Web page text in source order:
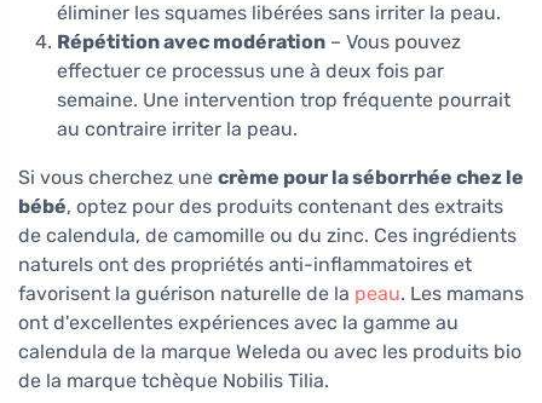
éliminer les squames libérées sans irriter la peau.
Répétition avec modération – Vous pouvez
effectuer ce processus une à deux fois par
semaine. Une intervention trop fréquente pourrait
au contraire irriter la peau.
Si vous cherchez une crème pour la séborrhée chez le
bébé, optez pour des produits contenant des extraits
de calendula, de camomille ou du zinc. Ces ingrédients
naturels ont des propriétés anti-inflammatoires et
favorisent la guérison naturelle de la peau. Les mamans
ont d'excellentes expériences avec la gamme au
calendula de la marque Weleda ou avec les produits bio
de la marque tchèque Nobilis Tilia.